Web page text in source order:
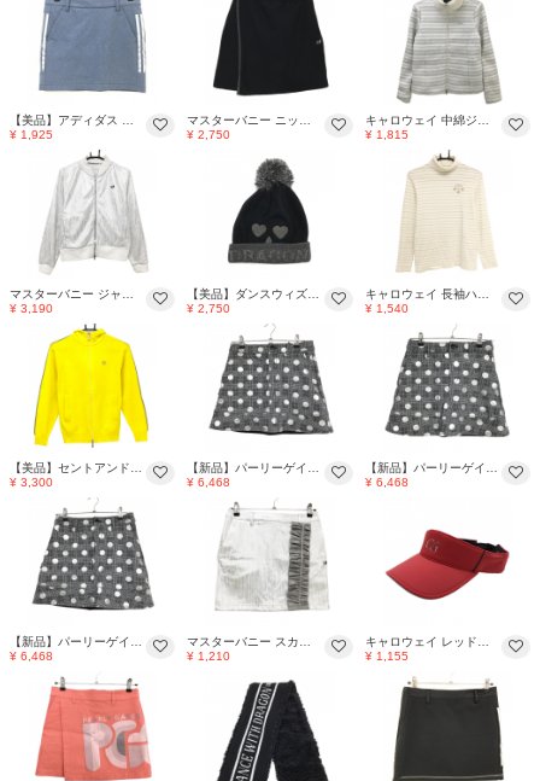
【美品】アディダス スカート ネイビー×シルバー サイド3ライン 内側インナーパンツ ストレッチ レディース M ゴルフウェア adidas
¥ 1,925
マスターバニー ニットスカート 黒×シルバー 裏地付 レディース 1(M) ゴルフウェア MASTER BUNNY EDITION
¥ 2,750
キャロウェイ 中綿ジャケット 白×シルバー ボーダー ラメ糸 襟ボア レディース M ゴルフウェア Callaway
¥ 1,815
マスターバニー ジャケット 白×シルバー 総柄 裏起毛 レディース 1(M) ゴルフウェア 2024年モデル MASTER BUNNY EDITION
¥ 3,190
【美品】ダンスウィズドラゴン ニット帽 黒×シルバー ポンポン付 ウール混 99(F) ゴルフウェア Dance With Dragon
¥ 2,750
キャロウェイ 長袖ハイネックシャツ 白×ゴールド×シルバー ボーダー 起毛素材 レディース M ゴルフウェア Callaway
¥ 1,540
【美品】セントアンドリュース ニットジップパーカー イエロー×シルバー ロゴ刺しゅう レディース S ゴルフウェア St ANDREWS
¥ 3,300
【新品】パーリーゲイツ スカート 黒×白×シルバー ドット柄 チェック 裏微起毛 レディース 0(S) ゴルフウェア PEARLY GATES
¥ 6,468
【新品】パーリーゲイツ スカート 黒×白×シルバー ドット柄 チェック 裏微起毛 レディース 0(S) ゴルフウェア PEARLY GATES
¥ 6,468
【新品】パーリーゲイツ スカート 黒×白×シルバー ドット柄 チェック 裏微起毛 レディース 0(S) ゴルフウェア PEARLY GATES
¥ 6,468
マスターバニー スカート 白×シルバー ストライプ調 レディース 1(M) ゴルフウェア 2024年モデル MASTER BUNNY EDITION
¥ 1,210
キャロウェイ レッドレーベル サンバイザー レッド×シルバー フロントロゴ FR ゴルフウェア Callaway
¥ 1,155